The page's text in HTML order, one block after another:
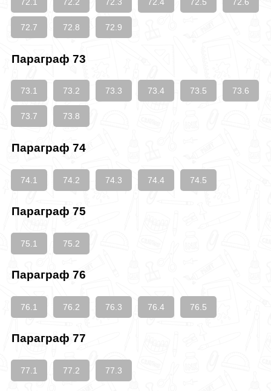
72.1 72.2 72.3 72.4 72.5 72.6
72.7 72.8 72.9
Параграф 73
73.1 73.2 73.3 73.4 73.5 73.6
73.7 73.8
Параграф 74
74.1 74.2 74.3 74.4 74.5
Параграф 75
75.1 75.2
Параграф 76
76.1 76.2 76.3 76.4 76.5
Параграф 77
77.1 77.2 77.3